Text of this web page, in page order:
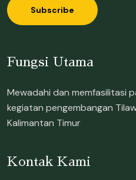
Subscribe
Fungsi Utama
Mewadahi dan memfasilitasi
kegiatan pengembangan
Kalimantan Timur
Kontak Kami